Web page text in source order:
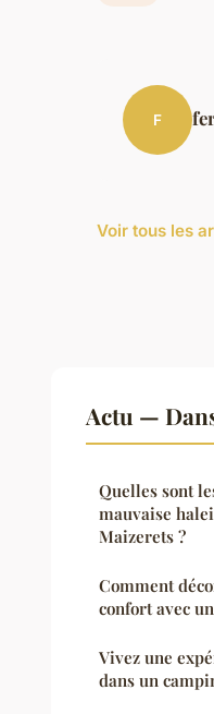
F
Voir tous les
Actu —
Quelles sont
mauvaise
Maizerets ?
Comment
confort avec
Vivez une
dans un